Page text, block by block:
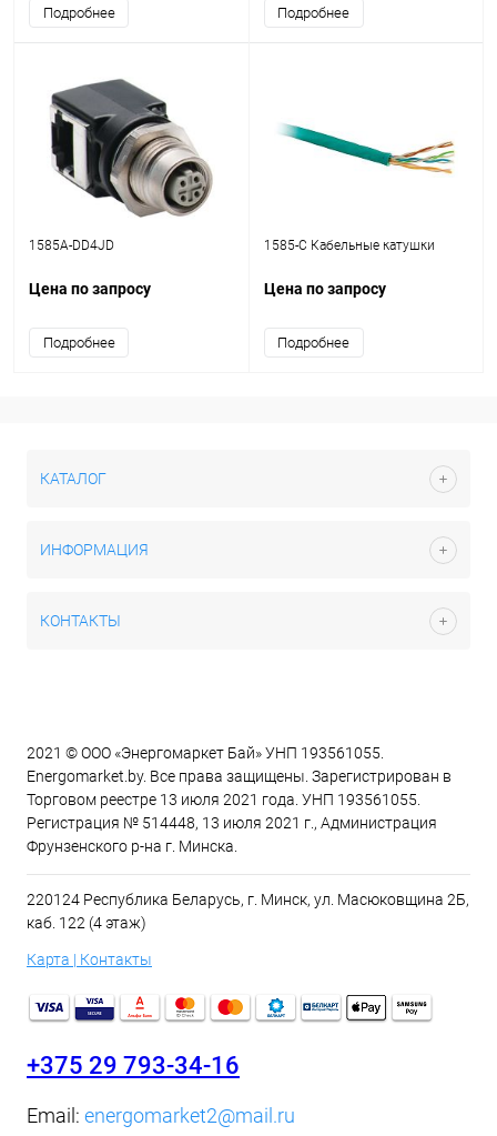
Подробнее Подробнее
1585A-DD4JD
Цена по запросу
Подробнее
1585-C Кабельные катушки
Цена по запросу
Подробнее
КАТАЛОГ
ИНФОРМАЦИЯ
КОНТАКТЫ
2021 © ООО «Энергомаркет Бай» УНП 193561055.
Energomarket.by. Все права защищены. Зарегистрирован в
Торговом реестре 13 июля 2021 года. УНП 193561055.
Регистрация № 514448, 13 июля 2021 г., Администрация
Фрунзенского р-на г. Минска.
220124 Республика Беларусь, г. Минск, ул. Масюковщина 2Б,
каб. 122 (4 этаж)
Карта | Контакты
+375 29 793-34-16
Email: energomarket2@mail.ru